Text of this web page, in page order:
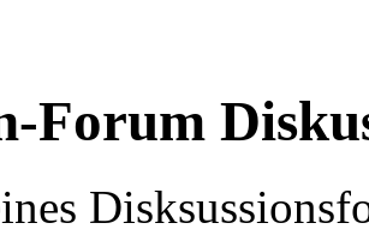
Forum